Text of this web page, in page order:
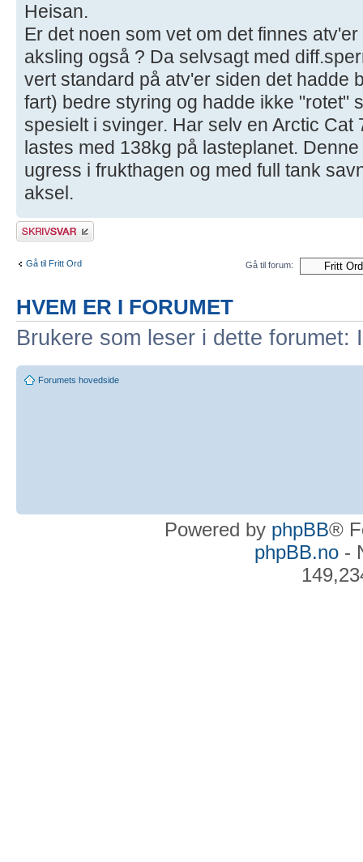
Heisan.
Er det noen som vet om det finnes
aksling også ? Da selvsagt med
vert standard på atv'er siden det hadde
fart) bedre styring og hadde ikke "rotet"
spesielt i svinger. Har selv en Arctic Cat
lastes med 138kg på lasteplanet.
ugress i frukthagen og med full tank
aksel.
Skriv et svar
Gå til Fritt Ord Gå til forum:
HVEM ER I FORUMET
Brukere som leser i dette
Forumets hovedside
Powered by phpBB®
phpBB.no-